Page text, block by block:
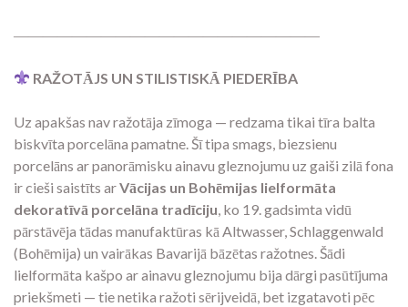
―――――――――――――――――――――
RAŽOTĀJS UN STILISTISKĀ PIEDERĪBA
Uz apakšas nav ražotāja zīmoga — redzama tikai tīra balta
biskvīta porcelāna pamatne. Šī tipa smags, biezsienu
porcelāns ar panorāmisku ainavu gleznojumu uz gaiši zilā fona
ir cieši saistīts arVācijas un Bohēmijas lielformāta
dekoratīvā porcelāna tradīciju, ko 19. gadsimta vidū
pārstāvēja tādas manufaktūras kā Altwasser, Schlaggenwald
(Bohēmija) un vairākas Bavarijā bāzētas ražotnes. Šādi
lielformāta kašpo ar ainavu gleznojumu bija dārgi pasūtījuma
priekšmeti — tie netika ražoti sērijveidā, bet izgatavoti pēc